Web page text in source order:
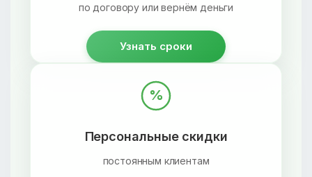
по договору или вернём деньги
Узнать сроки
%
Персональные скидки
постоянным клиентам